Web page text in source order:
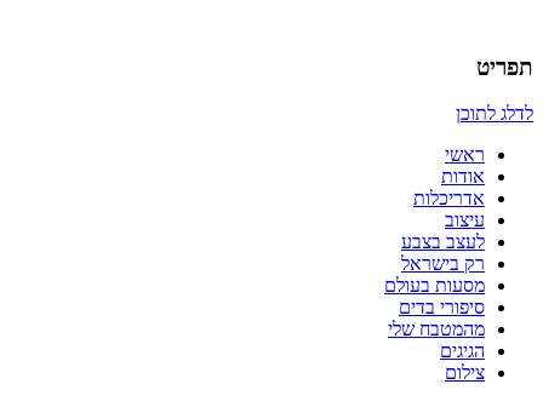
כמו אויר לנשימה – בלוג של
אדריכלית
תפריט
לדלג לתוכן
ראשי
אודות
אדריכלות
עיצוב
לעצב בצבע
רק בישראל
מסעות בעולם
סיפורי בדים
מהמטבח שלי
הגיגים
צילום